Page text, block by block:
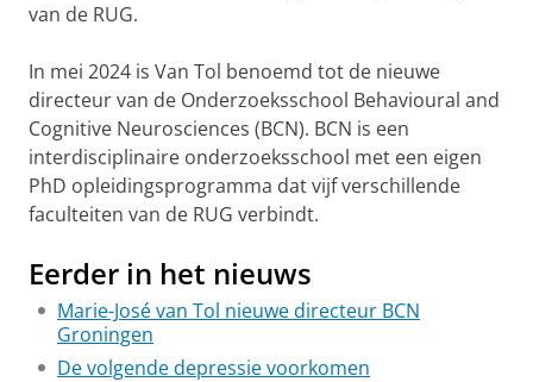
van de RUG.
In mei 2024 is Van Tol benoemd tot de nieuwe
directeur van de Onderzoeksschool Behavioural and
Cognitive Neurosciences (BCN). BCN is een
interdisciplinaire onderzoeksschool met een eigen
PhD opleidingsprogramma dat vijf verschillende
faculteiten van de RUG verbindt.
Eerder in het nieuws
Marie-José van Tol nieuwe directeur BCN
Groningen
De volgende depressie voorkomen